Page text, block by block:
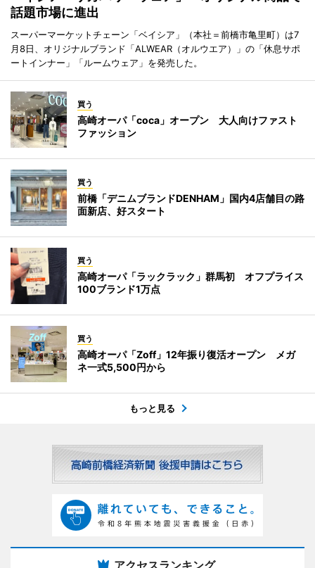
話題市場に進出
スーパーマーケットチェーン「ベイシア」（本社＝前橋市亀里町）は7
月8日、オリジナルブランド「ALWEAR（オルウエア）」の「休息サポ
ートインナー」「ルームウェア」を発売した。
買う
高崎オーパ「coca」オープン 大人向けファスト
ファッション
買う
前橋「デニムブランドDENHAM」国内4店舗目の路
面新店、好スタート
買う
高崎オーパ「ラックラック」群馬初 オフプライス
100ブランド1万点
買う
高崎オーパ「Zoff」12年振り復活オープン メガ
ネ一式5,500円から
もっと見る
アクセスランキング